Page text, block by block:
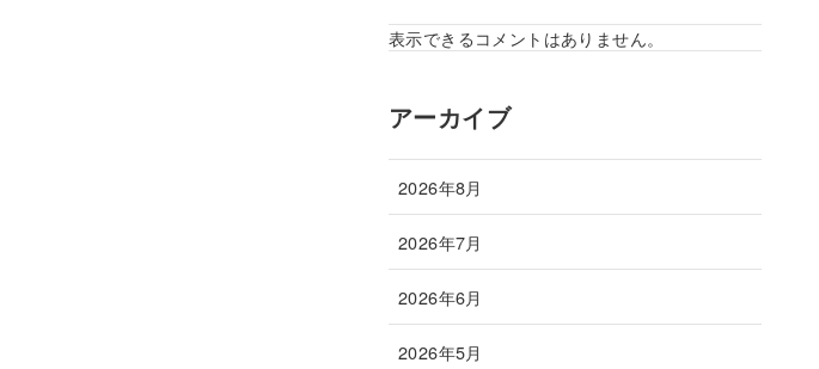
表示できるコメントはありません。
アーカイブ
2026年8月
2026年7月
2026年6月
2026年5月